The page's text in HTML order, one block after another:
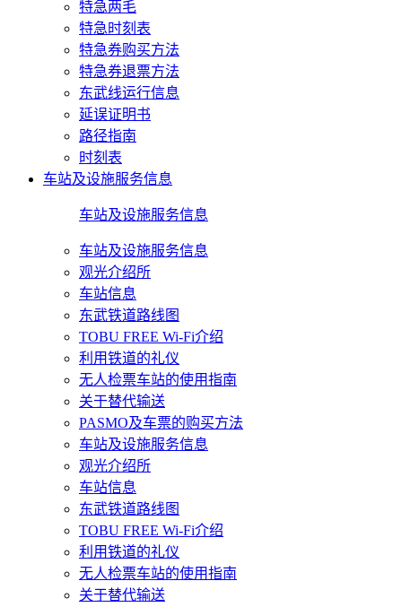
特急两毛
特急时刻表
特急券购买方法
特急券退票方法
东武线运行信息
延误证明书
路径指南
时刻表
车站及设施服务信息
车站及设施服务信息
车站及设施服务信息
观光介绍所
车站信息
东武铁道路线图
TOBU FREE Wi-Fi介绍
利用铁道的礼仪
无人检票车站的使用指南
关于替代输送
PASMO及车票的购买方法
车站及设施服务信息
观光介绍所
车站信息
东武铁道路线图
TOBU FREE Wi-Fi介绍
利用铁道的礼仪
无人检票车站的使用指南
关于替代输送